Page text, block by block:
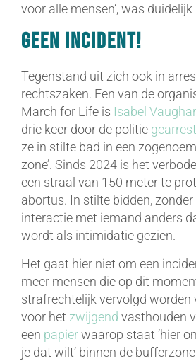
voor alle mensen’, was
Geen incident!
Tegenstand uit zich ook in
rechtszaken. Een van de
March for Life is Isabel
drie keer door de politie
ze in stilte bad in een
zone’. Sinds 2024 is het
een straal van 150 meter te
abortus. In stilte bidden, zonder
interactie met iemand anders
wordt als intimidatie gezien.
Het gaat hier niet om een
meer mensen die op dit
strafrechtelijk vervolgd worden
voor het zwijgend vasthouden
een papierwaarop staat ‘hier
je dat wilt’ binnen de